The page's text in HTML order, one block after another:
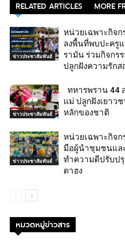
RELATED ARTICLES MORE
ข่าวประชาสัมพันธ์
หน่วยเฉพาะกิจ
ลงพื้นที่พบปะครู
รามัน ร่วมกิจกร
ปลูกฝังความรัก
ข่าวประชาสัมพันธ์
ทหารพราน 44
แม่ ปลูกฝังเยาว
หลักของชาติ
ข่าวประชาสัมพันธ์
หน่วยเฉพาะกิจ
มือผู้นำชุมชนแล
ทำความดีปรับป
ดาฮง
หมวดหมู่ข่าวสาร